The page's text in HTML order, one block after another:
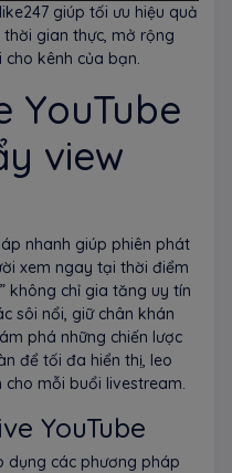
giúp tối ưu hiệu quả
gian thực, mở rộng
kênh của bạn.
YouTube
view
nhanh giúp phiên phát
xem ngay tại thời điểm
không chỉ gia tăng uy tín
sôi nổi, giữ chân khán
phá những chiến lược
để tối đa hiển thị, leo
mỗi buổi livestream.
YouTube
dụng các phương pháp